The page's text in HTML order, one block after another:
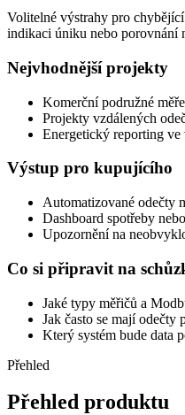
Volitelné výstrahy pro
indikaci úniku nebo porovnání
Nejvhodnější projekty
Komerční podružné
Projekty vzdálených
Energetický reporting ve
Výstup pro kupujícího
Automatizované odečty
Dashboard spotřeby
Upozornění na
Co si připravit na
Jaké typy měřičů a
Jak často se mají odečty
Který systém bude data
Přehled
Přehled produktu